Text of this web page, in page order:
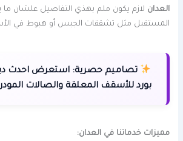
العدان لازم يكون ملم بهذي التفاصيل علشان
المستقبل مثل تشققات الجبس أو هبوط في
تصاميم حصرية: استعرض احدث
بورد للأسقف المعلقة والصالات
مميزات خدماتنا في العدان: